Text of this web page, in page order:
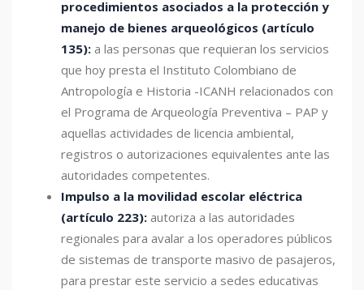
procedimientos asociados a la protección y
manejo de bienes arqueológicos (artículo
135): a las personas que requieran los servicios
que hoy presta el Instituto Colombiano de
Antropología e Historia -ICANH relacionados con
el Programa de Arqueología Preventiva – PAP y
aquellas actividades de licencia ambiental,
registros o autorizaciones equivalentes ante las
autoridades competentes.
Impulso a la movilidad escolar eléctrica
(artículo 223): autoriza a las autoridades
regionales para avalar a los operadores públicos
de sistemas de transporte masivo de pasajeros,
para prestar este servicio a sedes educativas